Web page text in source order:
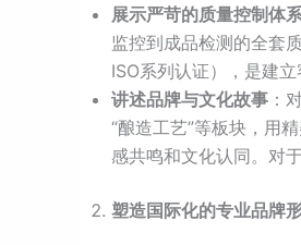
展示严苛的质量控制体
监控到成品检测的全套
ISO系列认证），是建立
讲述品牌与文化故事 ：
“酿造工艺”等板块，用
感共鸣和文化认同。对
塑造国际化的专业品牌